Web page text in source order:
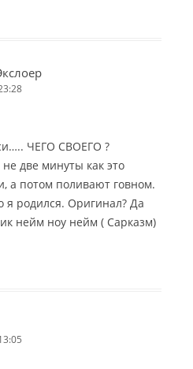
ЧЕГО СВОЕГО ?
две минуты как это
а потом поливают говном.
родился. Оригинал? Да
нейм ноу нейм ( Сарказм)